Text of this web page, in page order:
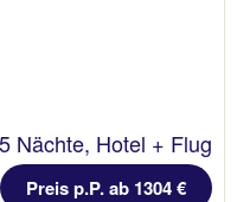
5 Nächte, Hotel + Flug
Preis p.P. ab 1304 €